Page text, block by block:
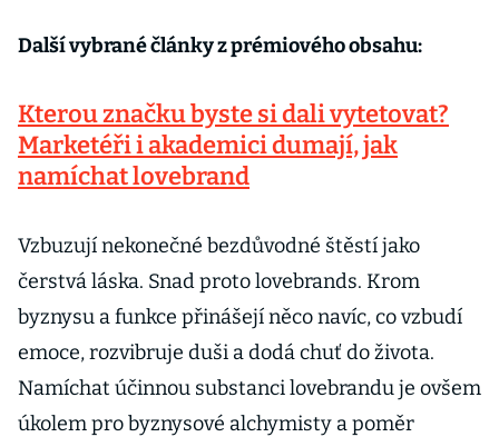
Další vybrané články z prémiového obsahu:
Kterou značku byste si dali vytetovat?
Marketéři i akademici dumají, jak
namíchat lovebrand
Vzbuzují nekonečné bezdůvodné štěstí jako
čerstvá láska. Snad proto lovebrands. Krom
byznysu a funkce přinášejí něco navíc, co vzbudí
emoce, rozvibruje duši a dodá chuť do života.
Namíchat účinnou substanci lovebrandu je ovšem
úkolem pro byznysové alchymisty a poměr